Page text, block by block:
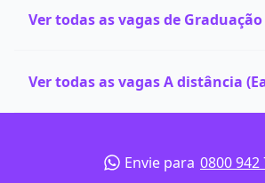
Caso você tenha dúvidas se esse
certa para você, não deixe de
te ajudar nessa importante escolha
Envie para 0800 942